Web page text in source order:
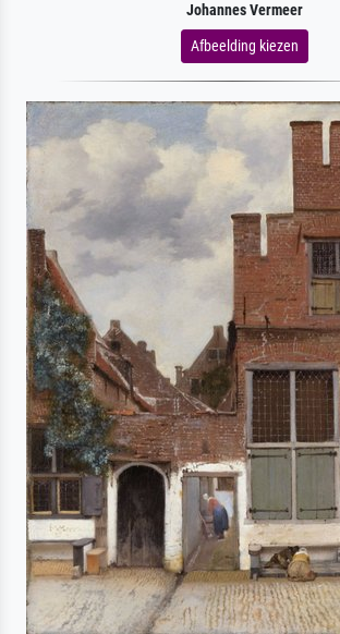
Johannes Vermeer
Afbeelding kiezen